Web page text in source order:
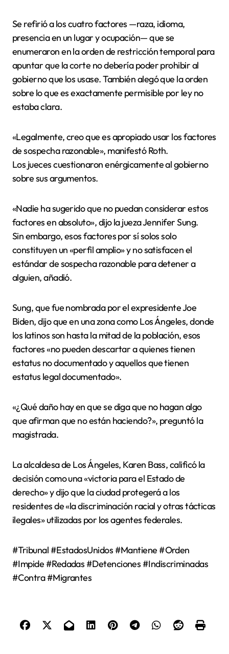
Se refirió a los cuatro factores —raza, idioma,
presencia en un lugar y ocupación— que se
enumeraron en la orden de restricción temporal para
apuntar que la corte no debería poder prohibir al
gobierno que los usase. También alegó que la orden
sobre lo que es exactamente permisible por ley no
estaba clara.
«Legalmente, creo que es apropiado usar los factores
de sospecha razonable», manifestó Roth.
Los jueces cuestionaron enérgicamente al gobierno
sobre sus argumentos.
«Nadie ha sugerido que no puedan considerar estos
factores en absoluto», dijo la jueza Jennifer Sung.
Sin embargo, esos factores por sí solos solo
constituyen un «perfil amplio» y no satisfacen el
estándar de sospecha razonable para detener a
alguien, añadió.
Sung, que fue nombrada por el expresidente Joe
Biden, dijo que en una zona como Los Ángeles, donde
los latinos son hasta la mitad de la población, esos
factores «no pueden descartar a quienes tienen
estatus no documentado y aquellos que tienen
estatus legal documentado».
«¿Qué daño hay en que se diga que no hagan algo
que afirman que no están haciendo?», preguntó la
magistrada.
La alcaldesa de Los Ángeles, Karen Bass, calificó la
decisión como una «victoria para el Estado de
derecho» y dijo que la ciudad protegerá a los
residentes de «la discriminación racial y otras tácticas
ilegales» utilizadas por los agentes federales.
#Tribunal #EstadosUnidos #Mantiene #Orden
#Impide #Redadas #Detenciones #Indiscriminadas
#Contra #Migrantes